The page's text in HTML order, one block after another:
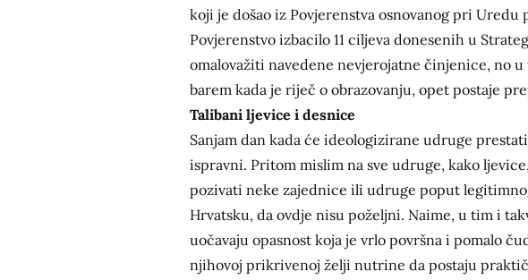
koji je došao iz Povjerenstva osnovanog pri
Povjerenstvo izbacilo 11 ciljeva donesenih u
omalovažiti navedene nevjerojatne činjenice, no
barem kada je riječ o obrazovanju, opet postaje
Talibani ljevice i desnice
Sanjam dan kada će ideologizirane udruge
ispravni. Pritom mislim na sve udruge, kako
pozivati neke zajednice ili udruge poput
Hrvatsku, da ovdje nisu poželjni. Naime, u tim i
uočavaju opasnost koja je vrlo površna i pomalo
njihovoj prikrivenoj želji nutrine da postaju